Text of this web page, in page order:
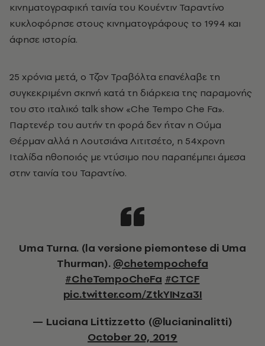
κινηματογραφική ταινία του Κουέντιν Ταραντίνο
κυκλοφόρησε στους κινηματογράφους το 1994 και
άφησε ιστορία.
25 χρόνια μετά, ο Τζον Τραβόλτα επανέλαβε τη
συγκεκριμένη σκηνή κατά τη διάρκεια της παραμονής
του στο ιταλικό talk show «Che Tempo Che Fa».
Παρτενέρ του αυτήν τη φορά δεν ήταν η Ούμα
Θέρμαν αλλά η Λουτσιάνα Λιτιτσέτο, η 54χρονη
Ιταλίδα ηθοποιός με ντύσιμο που παραπέμπει άμεσα
στην ταινία του Ταραντίνο.
Uma Turna. (la versione piemontese di Uma
Thurman). @chetempochefa
#CheTempoCheFa #CTCF
pic.twitter.com/ZtkYINza3I
— Luciana Littizzetto (@lucianinalitti)
October 20, 2019